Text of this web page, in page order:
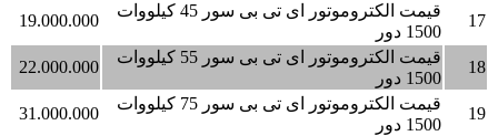
17
قیمت الکتروموتور ای تی بی سور 45 کیلووات
1500 دور
19.000.000
18
قیمت الکتروموتور ای تی بی سور 55 کیلووات
1500 دور
22.000.000
19
قیمت الکتروموتور ای تی بی سور 75 کیلووات
1500 دور
31.000.000